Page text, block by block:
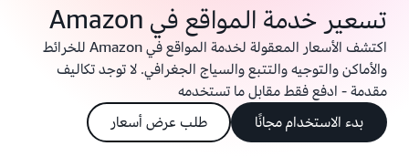
تسعير خدمة المواقع في Amazon
اكتشف الأسعار المعقولة لخدمة المواقع في Amazon للخرائط
والأماكن والتوجيه والتتبع والسياج الجغرافي. لا توجد تكاليف
مقدمة - ادفع فقط مقابل ما تستخدمه
بدء الاستخدام مجانًا
طلب عرض أسعار